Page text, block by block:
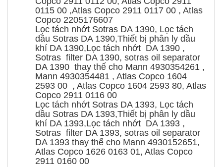
0115 00 ,Atlas Copco 2911 0117 00 , Atlas
Copco 2205176607
Lọc tách nhớt Sotras DA 1390, Lọc tách
dầu Sotras DA 1390,Thiết bị phân ly dầu
khí DA 1390,Lọc tách nhớt DA 1390 ,
Sotras filter DA 1390, sotras oil separator
DA 1390 thay thế cho Mann 4930354261 ,
Mann 4930354481 , Atlas Copco 1604
2593 00 , Atlas Copco 1604 2593 80, Atlas
Copco 2911 0116 00
Lọc tách nhớt Sotras DA 1393, Lọc tách
dầu Sotras DA 1393,Thiết bị phân ly dầu
khí DA 1393,Lọc tách nhớt DA 1393 ,
Sotras filter DA 1393, sotras oil separator
DA 1393 thay thế cho Mann 4930152651,
Atlas Copco 1626 0163 01, Atlas Copco
2911 0160 00